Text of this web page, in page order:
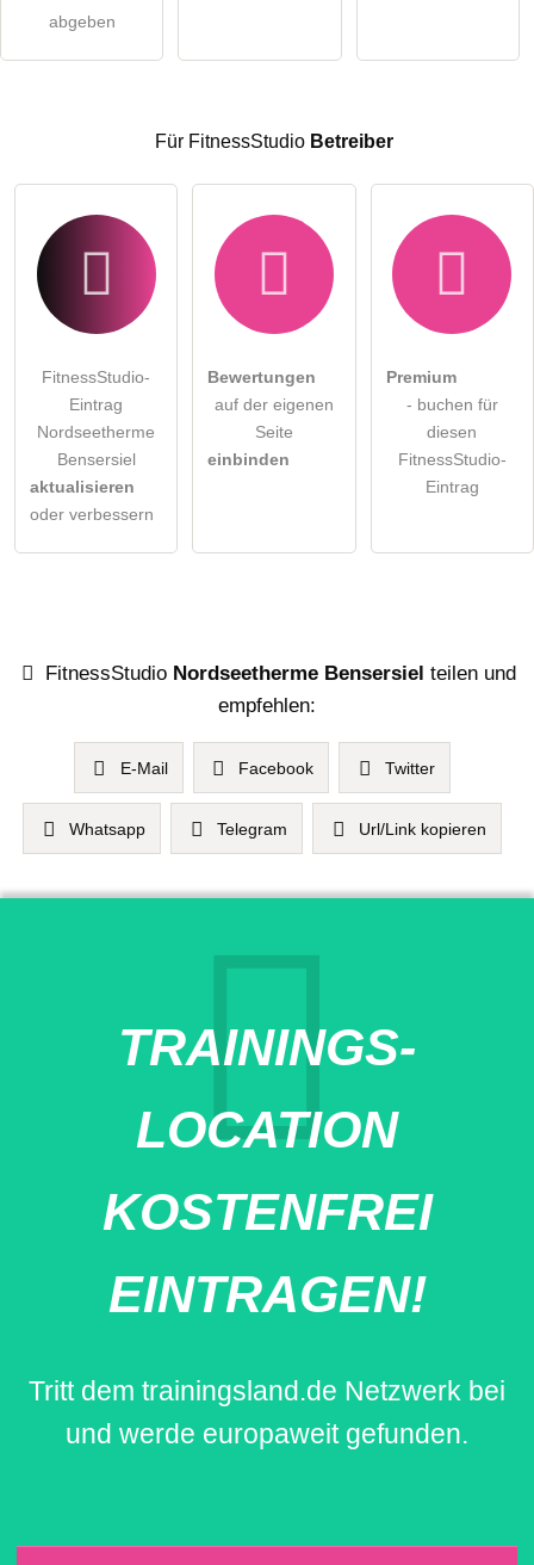
FitnessStudio-Eintrag zu stellen.
abgeben
Für FitnessStudio Betreiber
FitnessStudio-
Eintrag
Nordseetherme
Bensersiel
aktualisieren
oder verbessern
Bewertungen
auf der eigenen
Seite
einbinden
Premium
- buchen für
diesen
FitnessStudio-
Eintrag
FitnessStudio Nordseetherme Bensersiel teilen und
empfehlen:
E-Mail Facebook Twitter
Whatsapp Telegram Url/Link kopieren
TRAININGS-
LOCATION
KOSTENFREI
EINTRAGEN!
Tritt dem trainingsland.de Netzwerk bei
und werde europaweit gefunden.